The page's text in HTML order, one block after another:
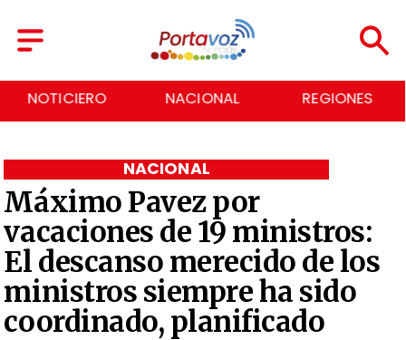
NOTICIERO NACIONAL REGIONES
Máximo Pavez por
vacaciones de 19 ministros:
El descanso merecido de los
ministros siempre ha sido
coordinado, planificado
NACIONAL